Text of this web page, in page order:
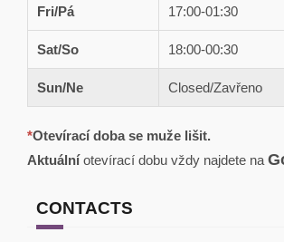
Fri/Pá 17:00-01:30
Sat/So 18:00-00:30
Sun/Ne Closed/Zavřeno
*Otevírací doba se muže lišit.
Aktuálníotevírací dobu vždy najdete na
CONTACTS